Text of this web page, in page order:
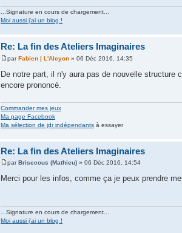
...Signature en cours de chargement...
Moi aussi j'ai un blog !
Re: La fin des Ateliers Imaginaires
parFabien | L'Alcyon » 06 Déc 2016, 14:35
De notre part, il n'y aura pas de nouvelle structure
encore prononcé.
Commander mes jeux
Ma page Facebook
Ma sélection de jdr indépendants à essayer
Re: La fin des Ateliers Imaginaires
parBrisecous (Mathieu) » 06 Déc 2016, 14:54
Merci pour les infos, comme ça je peux prendre
...Signature en cours de chargement...
Moi aussi j'ai un blog !